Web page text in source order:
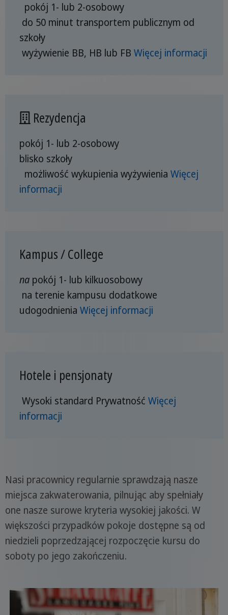
pokój 1- lub 2-osobowy
do 50 minut transportem publicznym od
szkoły
wyżywienie BB, HB lub FB Więcej informacji
Rezydencja
pokój 1- lub 2-osobowy
blisko szkoły
możliwość wykupienia wyżywienia Więcej
informacji
Kampus / College
na pokój 1- lub kilkuosobowy
na terenie kampusu dodatkowe
udogodnienia Więcej informacji
Hotele i pensjonaty
Wysoki standard Prywatność Więcej
informacji
Nasi pracownicy regularnie sprawdzają nasze
miejsca zakwaterowania, pilnując aby spełniały
one nasze surowe kryteria wysokiej jakości. W
większości przypadków pokoje dostępne są od
niedzieli poprzedzającej rozpoczęcie kursu do
soboty po jego zakończeniu.